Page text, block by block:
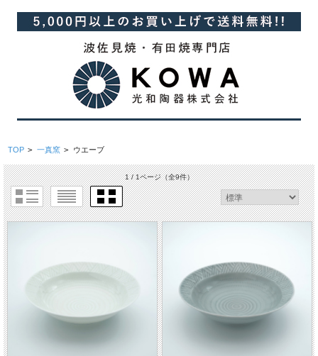
TOP > 一真窯 > ウエーブ
1 / 1ページ（全9件）